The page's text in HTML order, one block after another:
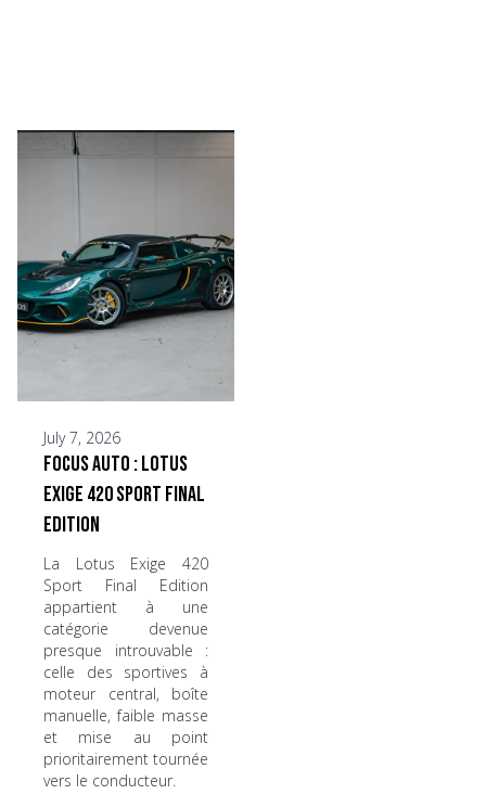
July 7, 2026
Focus Auto : Lotus
Exige 420 Sport Final
Edition
La Lotus Exige 420
Sport Final Edition
appartient à une
catégorie devenue
presque introuvable :
celle des sportives à
moteur central, boîte
manuelle, faible masse
et mise au point
prioritairement tournée
vers le conducteur.